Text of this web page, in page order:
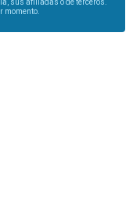
sus afiliadas o de terceros.
momento.